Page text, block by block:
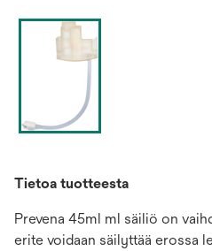
Tietoa tuotteesta
Prevena 45ml ml säiliö on
erite voidaan säilyttää erossa